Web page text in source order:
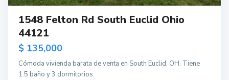
1548 Felton Rd South Euclid Ohio
44121
$ 135,000
Cómoda vivienda barata de venta en South Euclid, OH. Tiene
1.5 baño y 3 dormitorios.